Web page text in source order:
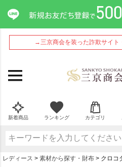
→三京商会を装った詐欺サイト
新着商品 ランキング カテゴリ
レディース 素材から探す・財布 クロコ